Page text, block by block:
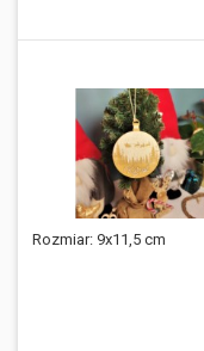
Rozmiar: 9x11,5 cm